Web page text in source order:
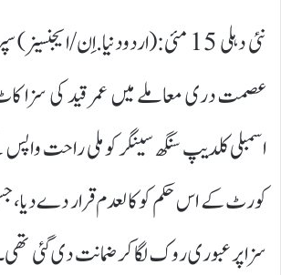
نئی دہلی 15 مئی:(اردودنیا.اِن/
عصمت دری معاملے میں عمر قید کی سزا
اسمبلی کلدیپ سنگھ سینگر کو ملی راحت واپس
کورٹ کے اس حکم کو کالعدم قرار دے
سزا پر عبوری روک لگا کر ضمانت دی گئی